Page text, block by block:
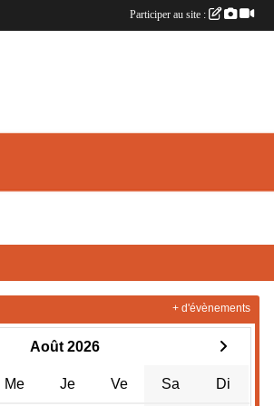
Août 2026
Me Je Ve Sa Di
+ d'évènements
Participer au site :